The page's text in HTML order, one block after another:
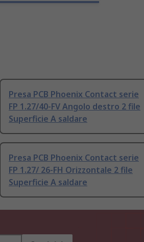
Presa PCB Phoenix Contact serie
FP 1.27/40-FV Angolo destro 2 file
Superficie A saldare
Presa PCB Phoenix Contact serie
FP 1.27/ 26-FH Orizzontale 2 file
Superficie A saldare